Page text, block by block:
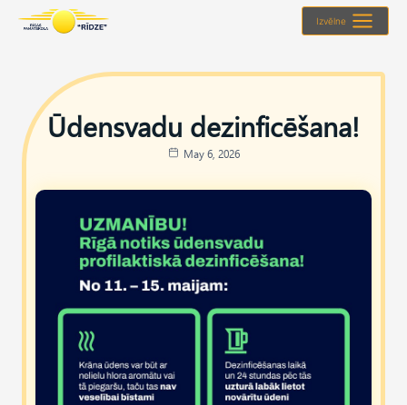
Izvēlne
Ūdensvadu dezinficēšana!
May 6, 2026